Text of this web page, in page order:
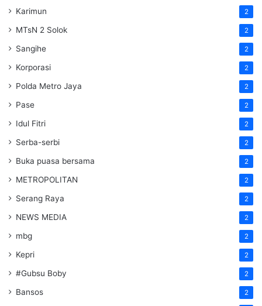
Karimun 2
MTsN 2 Solok 2
Sangihe 2
Korporasi 2
Polda Metro Jaya 2
Pase 2
Idul Fitri 2
Serba-serbi 2
Buka puasa bersama 2
METROPOLITAN 2
Serang Raya 2
NEWS MEDIA 2
mbg 2
Kepri 2
#Gubsu Boby 2
Bansos 2